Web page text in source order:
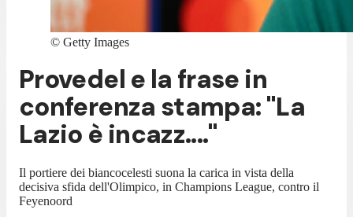
© Getty Images
Provedel e la frase in
conferenza stampa: "La
Lazio è incazz...."
Il portiere dei biancocelesti suona la carica in vista della
decisiva sfida dell'Olimpico, in Champions League, contro il
Feyenoord